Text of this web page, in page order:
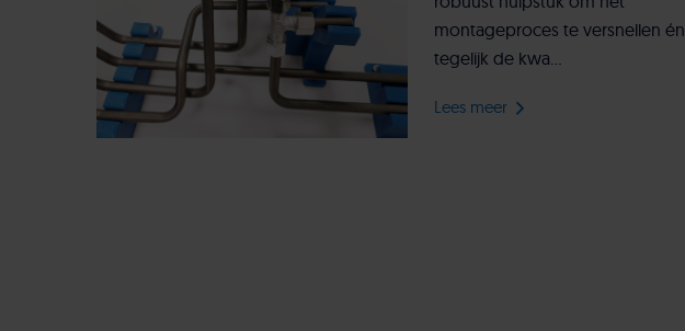
montageproces te versnellen én
tegelijk de kwa...
Lees meer